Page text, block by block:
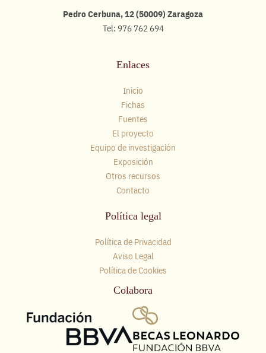
Pedro Cerbuna, 12 (50009) Zaragoza
Tel: 976 762 694
Enlaces
Inicio
Fichas
Fuentes
El proyecto
Equipo de investigación
Exposición
Otros recursos
Contacto
Política legal
Política de Privacidad
Aviso Legal
Política de Cookies
Colabora